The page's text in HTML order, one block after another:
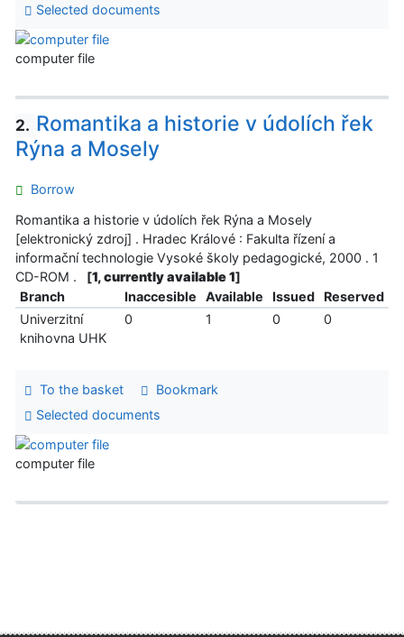
Selected documents
computer file
2. Romantika a historie v údolích řek
Rýna a Mosely
Borrow
Romantika a historie v údolích řek Rýna a Mosely
[elektronický zdroj] . Hradec Králové : Fakulta řízení a
informační technologie Vysoké školy pedagogické, 2000 . 1
CD-ROM .
[1, currently available 1]
Branch
Inaccesible Available Issued
Reserved
Univerzitní
knihovna UHK
0 1 0 0
To the basket
Bookmark
Selected documents
computer file